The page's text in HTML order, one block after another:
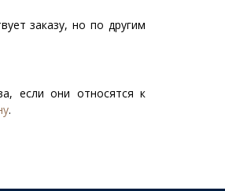
заказу, но по другим
если они относятся к
.